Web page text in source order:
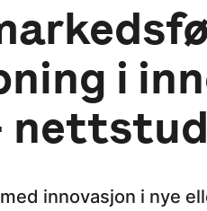
i
innovasjon i nye